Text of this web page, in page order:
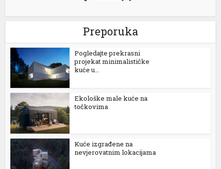
Preporuka
Pogledajte prekrasni
projekat minimalističke
kuće u...
Ekološke male kuće na
točkovima
Kuće izgrađene na
nevjerovatnim lokacijama